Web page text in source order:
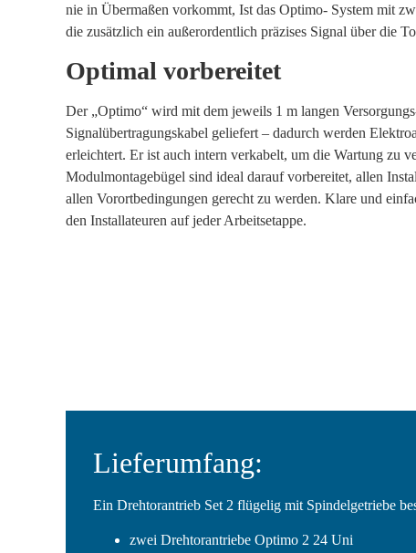
nie in Übermaßen vorkommt, Ist das Optimo- System mit
die zusätzlich ein außerordentlich präzises Signal über die
Optimal vorbereitet
Der „Optimo“ wird mit dem jeweils 1 m langen
Signalübertragungskabel geliefert – dadurch werden
erleichtert. Er ist auch intern verkabelt, um die Wartung zu
Modulmontagebügel sind ideal darauf vorbereitet, allen
allen Vorortbedingungen gerecht zu werden. Klare und
den Installateuren auf jeder Arbeitsetappe.
Lieferumfang:
Ein Drehtorantrieb Set 2 flügelig mit Spindelgetriebe
zwei Drehtorantriebe Optimo 2 24 Uni